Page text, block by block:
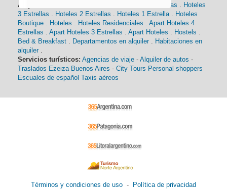
Alojamiento:
Hoteles 4 Estrellas
Hoteles
3 Estrellas
Hoteles 2 Estrellas Hoteles 1 Estrella
Hoteles
Boutique
Hoteles Hoteles Residenciales
Apart Hoteles 4
Estrellas
Apart Hoteles 3 Estrellas Apart Hoteles Hostels
Bed & Breakfast
Departamentos en alquiler
Habitaciones en
alquiler
Servicios turísticos: Agencias de viaje - Alquiler de autos -
Traslados Ezeiza Buenos Aires - City Tours Personal shoppers
Escuales de español Taxis aéreos
Términos y condiciones de uso - Política de privacidad